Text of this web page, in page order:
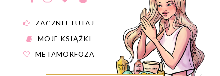
ZACZNIJ TUTAJ
MOJE KSIĄŻKI
METAMORFOZA